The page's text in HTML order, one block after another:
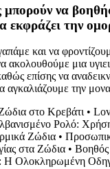
μπορούν να
εκφράζει την
και να
ακολουθούμε μια
επίσης να
αγκαλιάζουμε την
στο Κρεβάτι •
Ρολό:
Ζώδια •
στα Ζώδια •
Η Ολοκληρωμένη